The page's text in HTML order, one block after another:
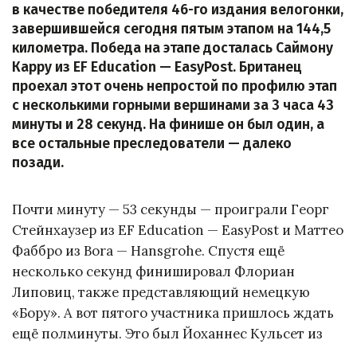
в качестве победителя 46-го издания велогонки,
завершившейся сегодня пятым этапом на 144,5
километра. Победа на этапе досталась Саймону
Карру из EF Education — EasyPost. Британец
проехал этот очень непростой по профилю этап
с несколькими горными вершинами за 3 часа 43
минуты и 28 секунд. На финише он был один, а
все остальные преследователи — далеко
позади.
Почти минуту — 53 секунды — проиграли Георг
Стейнхаузер из EF Education — EasyPost и Маттео
Фаббро из Bora — Hansgrohe. Спустя ещё
несколько секунд финишировал Флориан
Липовиц, также представляющий немецкую
«Бору». А вот пятого участника пришлось ждать
ещё полминуты. Это был Йоханнес Кульсет из